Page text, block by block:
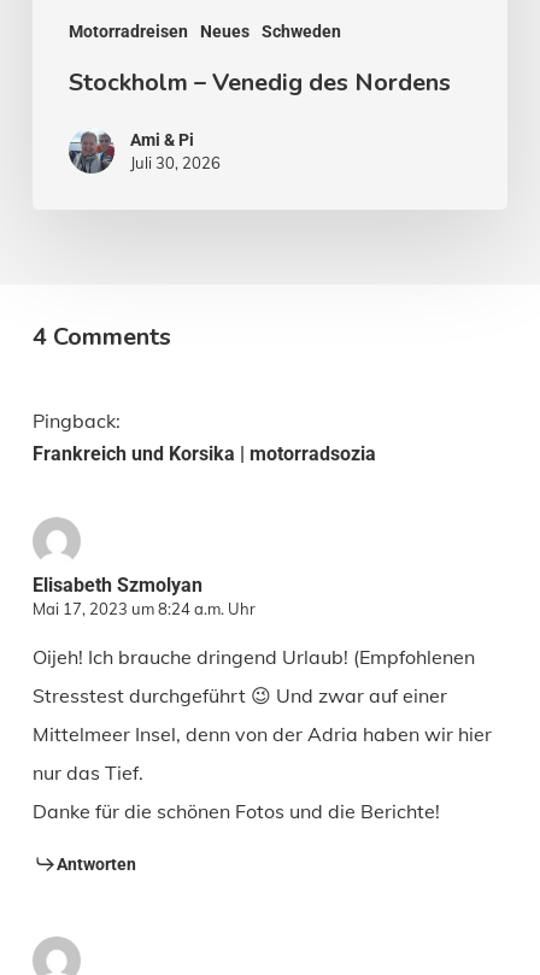
Motorradreisen Neues Schweden
Stockholm – Venedig des Nordens
Ami & Pi
Juli 30, 2026
4 Comments
Pingback:
Frankreich und Korsika | motorradsozia
Elisabeth Szmolyan
Mai 17, 2023 um 8:24 a.m. Uhr
Oijeh! Ich brauche dringend Urlaub! (Empfohlenen
Stresstest durchgeführt 😉 Und zwar auf einer
Mittelmeer Insel, denn von der Adria haben wir hier
nur das Tief.
Danke für die schönen Fotos und die Berichte!
Antworten